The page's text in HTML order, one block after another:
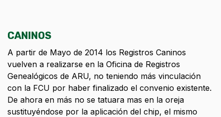
CANINOS
A partir de Mayo de 2014 los Registros Caninos
vuelven a realizarse en la Oficina de Registros
Genealógicos de ARU, no teniendo más vinculación
con la FCU por haber finalizado el convenio existente.
De ahora en más no se tatuara mas en la oreja
sustituyéndose por la aplicación del chip, el mismo